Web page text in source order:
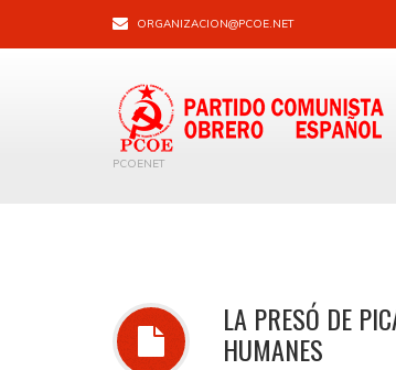
ORGANIZACION@PCOE.NET
PCOENET
LA PRESÓ DE
HUMANES